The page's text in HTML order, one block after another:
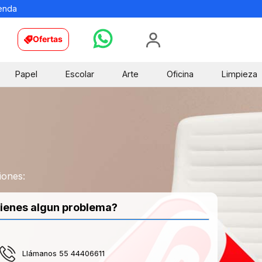
Ofertas
Papel Escolar Arte Oficina Limpieza
algun problema?
Llámanos 55 44406611